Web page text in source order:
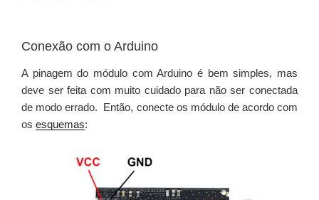
Conexão com o Arduino
A pinagem do módulo com Arduino é bem simples, mas
deve ser feita com muito cuidado para não ser conectada
de modo errado. Então, conecte os módulo de acordo com
os esquemas: